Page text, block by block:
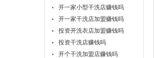
开一家小型干洗店赚钱吗
开一家干洗店加盟赚钱吗
投资开洗衣店加盟赚钱吗
投资干洗店赚钱吗
开个干洗加盟店赚钱吗